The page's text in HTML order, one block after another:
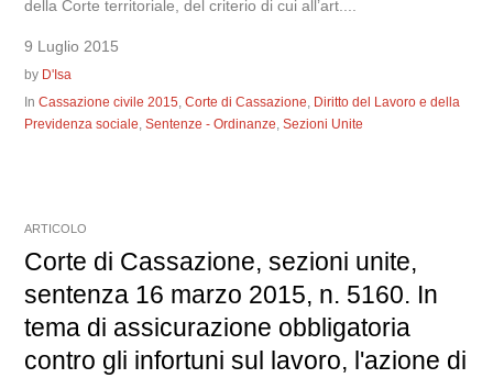
della Corte territoriale, del criterio di cui all’art....
9 Luglio 2015
by D'Isa
InCassazione civile 2015,Corte di Cassazione, Diritto del Lavoro e della
Previdenza sociale,Sentenze - Ordinanze,Sezioni Unite
ARTICOLO
Corte di Cassazione, sezioni unite,
sentenza 16 marzo 2015, n. 5160. In
tema di assicurazione obbligatoria
contro gli infortuni sul lavoro, l'azione di